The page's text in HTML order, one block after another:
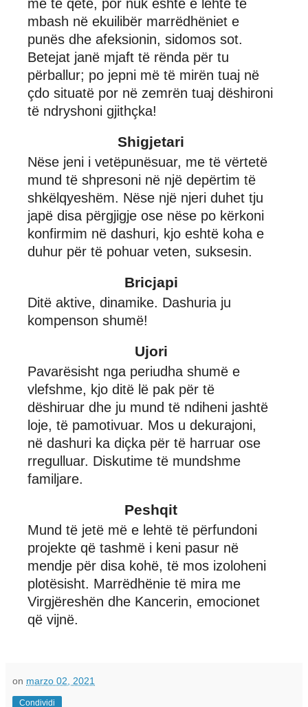
më të qetë, por nuk eshtë e lehtë të
mbash në ekuilibër marrëdhëniet e
punës dhe afeksionin, sidomos sot.
Betejat janë mjaft të rënda për tu
përballur; po jepni më të mirën tuaj në
çdo situatë por në zemrën tuaj dëshironi
të ndryshoni gjithçka!
Shigjetari
Nëse jeni i vetëpunësuar, me të vërtetë
mund të shpresoni në një depërtim të
shkëlqyeshëm. Nëse një njeri duhet tju
japë disa përgjigje ose nëse po kërkoni
konfirmim në dashuri, kjo eshtë koha e
duhur për të pohuar veten, suksesin.
Bricjapi
Ditë aktive, dinamike. Dashuria ju
kompenson shumë!
Ujori
Pavarësisht nga periudha shumë e
vlefshme, kjo ditë lë pak për të
dëshiruar dhe ju mund të ndiheni jashtë
loje, të pamotivuar. Mos u dekurajoni,
në dashuri ka diçka për të harruar ose
rregulluar. Diskutime të mundshme
familjare.
Peshqit
Mund të jetë më e lehtë të përfundoni
projekte që tashmë i keni pasur në
mendje për disa kohë, të mos izoloheni
plotësisht. Marrëdhënie të mira me
Virgjëreshën dhe Kancerin, emocionet
që vijnë.
on marzo 02, 2021
Condividi